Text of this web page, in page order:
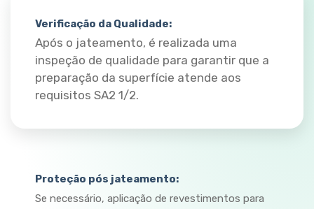
Verificação da Qualidade:
Após o jateamento, é realizada uma
inspeção de qualidade para garantir que a
preparação da superfície atende aos
requisitos SA2 1/2.
Proteção pós jateamento:
Se necessário, aplicação de revestimentos para